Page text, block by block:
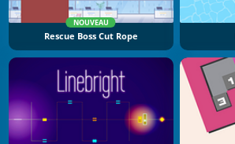
NOUVEAU
Rescue Boss Cut Rope